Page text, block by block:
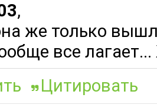
,
же только
все
Цитировать